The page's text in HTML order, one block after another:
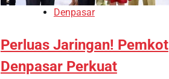
Denpasar
Perluas Jaringan! Pemkot
Denpasar Perkuat